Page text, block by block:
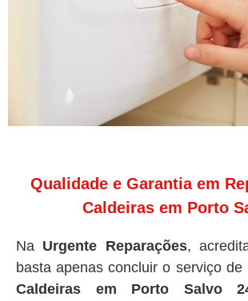
Qualidade e Garantia em
Caldeiras em Porto
Na Urgente Reparações,
basta apenas concluir o serviço de
Caldeiras em Porto Salvo